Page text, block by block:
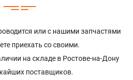
или с нашими запчастями
приехать со своими.
на складе в Ростове-на-Дону
поставщиков.